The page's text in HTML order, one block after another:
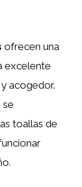
ofrecen una
excelente
acogedor.
se
toallas de